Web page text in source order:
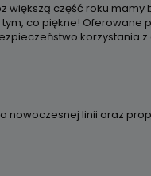
większą część roku mamy
co piękne! Oferowane
korzystania z
nowoczesnej linii oraz